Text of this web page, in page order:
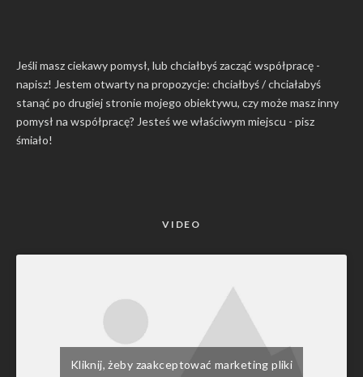
Jeśli masz ciekawy pomysł, lub chciałbyś zacząć współpracę -
napisz! Jestem otwarty na propozycje: chciałbyś / chciałabyś
stanąć po drugiej stronie mojego obiektywu, czy może masz inny
pomysł na współpracę? Jesteś we właściwym miejscu - pisz
śmiało!
VIDEO
Kliknij, żeby zaakceptować marketing pliki